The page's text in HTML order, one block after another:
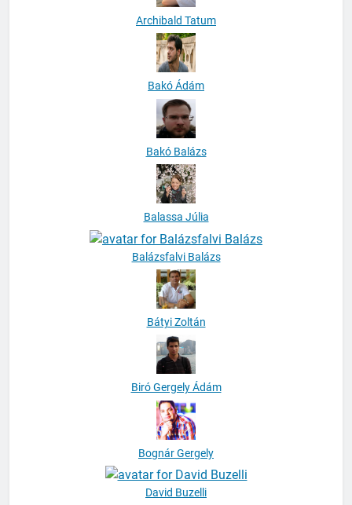
Archibald Tatum
Bakó Ádám
Bakó Balázs
Balassa Júlia
Balázsfalvi Balázs
Bátyi Zoltán
Biró Gergely Ádám
Bognár Gergely
David Buzelli